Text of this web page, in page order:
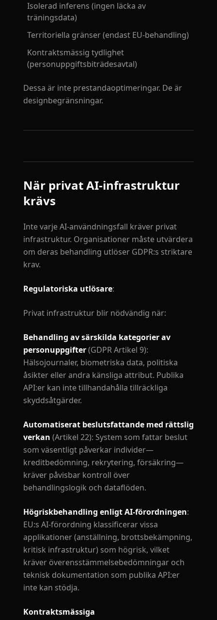
Isolerad inferens (ingen läcka av
träningsdata)
Territoriella gränser (endast EU-behandling)
Kontraktsmässig tydlighet
(personuppgiftsbiträdesavtal)
Dessa är inte prestandaoptimeringar. De är
designbegränsningar.
När privat AI-infrastruktur
krävs
Inte varje AI-användningsfall kräver privat
infrastruktur. Organisationer måste utvärdera
om deras behandling utlöser GDPR:s striktare
krav.
Regulatoriska utlösare:
Privat infrastruktur blir nödvändig när:
Behandling av särskilda kategorier av
personuppgifter(GDPR Artikel 9):
Hälsojournaler, biometriska data, politiska
åsikter eller andra känsliga attribut. Publika
API:er kan inte tillhandahålla tillräckliga
skyddsåtgärder.
Automatiserat beslutsfattande med rättslig
verkan (Artikel 22): System som fattar beslut
som väsentligt påverkar individer—
kreditbedömning, rekrytering, försäkring—
kräver påvisbar kontroll över
behandlingslogik och dataflöden.
Högriskbehandling enligt AI-förordningen:
EU:s AI-förordning klassificerar vissa
applikationer (anställning, brottsbekämpning,
kritisk infrastruktur) som högrisk, vilket
kräver överensstämmelsebedömningar och
teknisk dokumentation som publika API:er
inte kan stödja.
Kontraktsmässiga